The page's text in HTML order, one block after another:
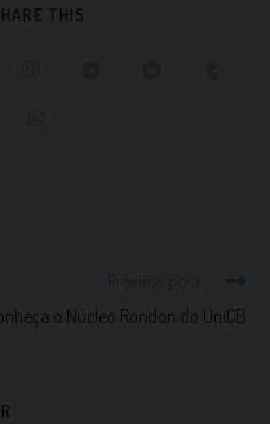
THIS
Próximo post
o Núcleo Rondon do UniCB